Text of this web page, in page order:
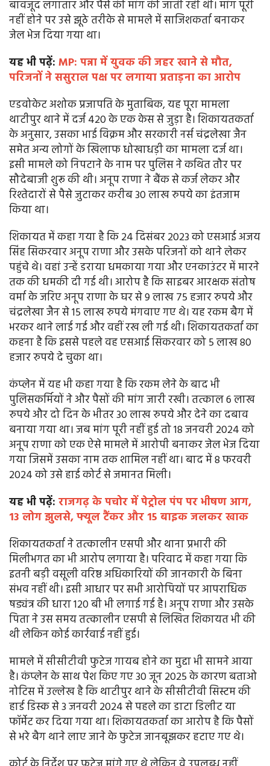
बावजूद लगातार और पैसे की मांग की जाती रही थी। मांग पूरी
नहीं होने पर उसे झूठे तरीके से मामले में साजिशकर्ता बनाकर
जेल भेज दिया गया था।
यह भी पढ़ें: MP: पन्ना में युवक की जहर खाने से मौत,
परिजनों ने ससुराल पक्ष पर लगाया प्रताड़ना का आरोप
एडवोकेट अशोक प्रजापति के मुताबिक, यह पूरा मामला
थाटीपुर थाने में दर्ज 420 के एक केस से जुड़ा है। शिकायतकर्ता
के अनुसार, उसका भाई विक्रम और सरकारी नर्स चंद्रलेखा जैन
समेत अन्य लोगों के खिलाफ धोखाधड़ी का मामला दर्ज था।
इसी मामले को निपटाने के नाम पर पुलिस ने कथित तौर पर
सौदेबाजी शुरू की थी। अनूप राणा ने बैंक से कर्ज लेकर और
रिश्तेदारों से पैसे जुटाकर करीब 30 लाख रुपये का इंतजाम
किया था।
शिकायत में कहा गया है कि 24 दिसंबर 2023 को एसआई अजय
सिंह सिकरवार अनूप राणा और उसके परिजनों को थाने लेकर
पहुंचे थे। वहां उन्हें डराया धमकाया गया और एनकाउंटर में मारने
तक की धमकी दी गई थी। आरोप है कि साइबर आरक्षक संतोष
वर्मा के जरिए अनूप राणा के घर से 9 लाख 75 हजार रुपये और
चंद्रलेखा जैन से 15 लाख रुपये मंगवाए गए थे। यह रकम बैग में
भरकर थाने लाई गई और वहीं रख ली गई थी। शिकायतकर्ता का
कहना है कि इससे पहले वह एसआई सिकरवार को 5 लाख 80
हजार रुपये दे चुका था।
कंप्लेन में यह भी कहा गया है कि रकम लेने के बाद भी
पुलिसकर्मियों ने और पैसों की मांग जारी रखी। तत्काल 6 लाख
रुपये और दो दिन के भीतर 30 लाख रुपये और देने का दबाव
बनाया गया था। जब मांग पूरी नहीं हुई तो 18 जनवरी 2024 को
अनूप राणा को एक ऐसे मामले में आरोपी बनाकर जेल भेज दिया
गया जिसमें उसका नाम तक शामिल नहीं था। बाद में 8 फरवरी
2024 को उसे हाई कोर्ट से जमानत मिली।
यह भी पढ़ें: राजगढ़ के पचोर में पेट्रोल पंप पर भीषण आग,
13 लोग झुलसे, फ्यूल टैंकर और 15 बाइक जलकर खाक
शिकायतकर्ता ने तत्कालीन एसपी और थाना प्रभारी की
मिलीभगत का भी आरोप लगाया है। परिवाद में कहा गया कि
इतनी बड़ी वसूली वरिष्ठ अधिकारियों की जानकारी के बिना
संभव नहीं थी। इसी आधार पर सभी आरोपियों पर आपराधिक
षड्यंत्र की धारा 120 बी भी लगाई गई है। अनूप राणा और उसके
पिता ने उस समय तत्कालीन एसपी से लिखित शिकायत भी की
थी लेकिन कोई कार्रवाई नहीं हुई।
मामले में सीसीटीवी फुटेज गायब होने का मुद्दा भी सामने आया
है। कंप्लेन के साथ पेश किए गए 30 जून 2025 के कारण बताओ
नोटिस में उल्लेख है कि थाटीपुर थाने के सीसीटीवी सिस्टम की
हार्ड डिस्क से 3 जनवरी 2024 से पहले का डाटा डिलीट या
फॉर्मेट कर दिया गया था। शिकायतकर्ता का आरोप है कि पैसों
से भरे बैग थाने लाए जाने के फुटेज जानबूझकर हटाए गए थे।